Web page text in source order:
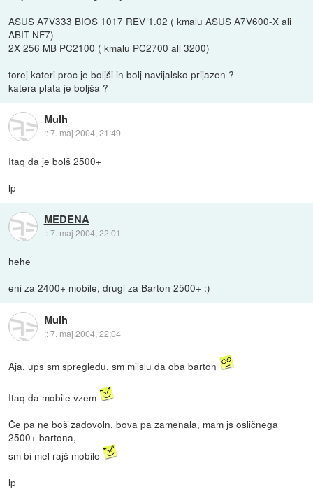
ASUS A7V333 BIOS 1017 REV 1.02 ( kmalu ASUS A7V600-X ali
ABIT NF7)
2X 256 MB PC2100 ( kmalu PC2700 ali 3200)
torej kateri proc je boljši in bolj navijalsko prijazen ?
katera plata je boljša ?
Mulh
::7. maj 2004, 21:49
Itaq da je bolš 2500+
lp
MEDENA
::7. maj 2004, 22:01
hehe
eni za 2400+ mobile, drugi za Barton 2500+ :)
Mulh
::7. maj 2004, 22:04
Aja, ups sm spregledu, sm milslu da oba barton
Itaq da mobile vzem
Če pa ne boš zadovoln, bova pa zamenala, mam js osličnega
2500+ bartona,
sm bi mel rajš mobile
lp